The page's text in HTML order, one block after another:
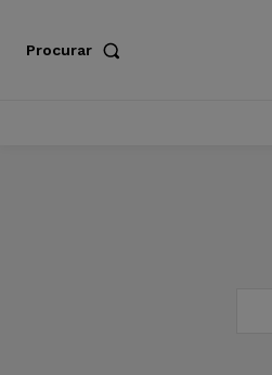
Procurar